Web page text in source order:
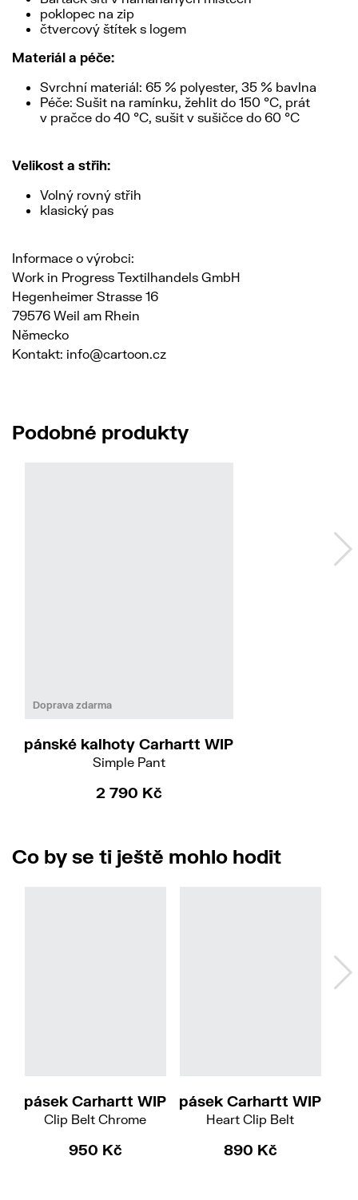
poklopec na zip
čtvercový štítek s logem
Materiál a péče:
Svrchní materiál: 65 % polyester, 35 % bavlna
Péče: Sušit na ramínku, žehlit do 150 °C, prát
v pračce do 40 °C, sušit v sušičce do 60 °C
Velikost a střih:
Volný rovný střih
klasický pas
Informace o výrobci:
Work in Progress Textilhandels GmbH
Hegenheimer Strasse 16
79576 Weil am Rhein
Německo
Kontakt: info@cartoon.cz
Podobné produkty
Doprava zdarma
31/3233/32
pánské kalhoty Carhartt WIP
Simple Pant
2 790 Kč
Co by se ti ještě mohlo hodit
pásek Carhartt WIP
Clip Belt Chrome
950 Kč
pásek Carhartt WIP
Heart Clip Belt
890 Kč